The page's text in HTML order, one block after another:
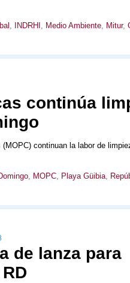
, INDRHI , Medio Ambiente, Mitur,
continúa
continuan la labor de
, MOPC, Playa Güibia,
de lanza para